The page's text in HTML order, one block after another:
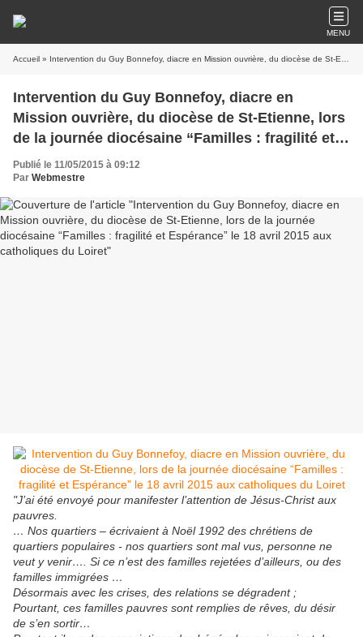
MENU
Accueil » Intervention du Guy Bonnefoy, diacre en Mission ouvrière, du diocèse de St-Etienne, lors de la journée diocésaine “Familles : fragilité et Espérance” le 18 avril 2015 aux catholiques du Loiret
Intervention du Guy Bonnefoy, diacre en
Mission ouvrière, du diocèse de St-Etienne, lors
de la journée diocésaine “Familles : fragilité et
Espérance” le 18 avril 2015 aux catholiques du
Loiret
Publié le 11/05/2015 à 09:12
Par Webmestre
"J’ai été envoyé pour manifester l’attention de Jésus-Christ aux
pauvres.
… Nos quartiers – écrivaient à Noël 1992 des chrétiens de
quartiers populaires - nos quartiers sont mal vus, personne ne
veut y venir…. Si ce n’est des familles rejetées d’ailleurs, ou des
familles immigrées …
Désormais avec les crises, des relations se dégradent ;
Pourtant, ces familles pauvres sont remplies de rêves, du désir
de s’en sortir…